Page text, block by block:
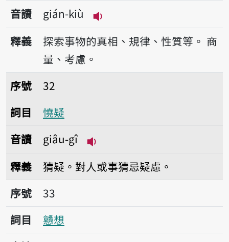
音讀
gián-kiù
播放音讀gián-kiù
釋義 探索事物的真相、規律、性質等。 商
量、考慮。
序號32憢疑
序號
32
詞目
憢疑
音讀
giâu-gî
釋義
猜疑。對人或事猜忌疑慮。
序號33戇想
序號
33
詞目
戇想